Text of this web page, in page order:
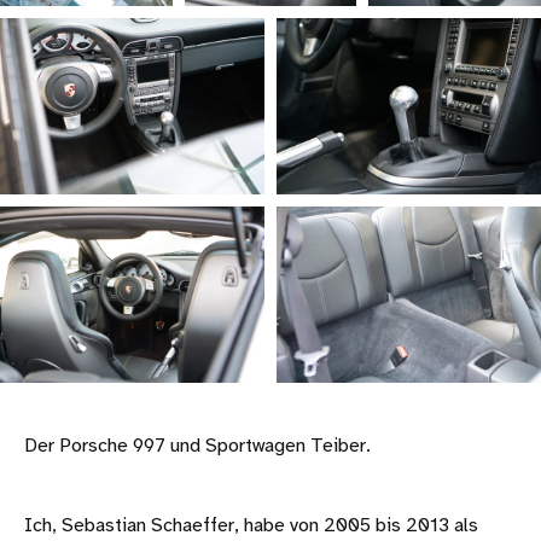
Der Porsche 997 und Sportwagen Teiber.
Ich, Sebastian Schaeffer, habe von 2005 bis 2013 als